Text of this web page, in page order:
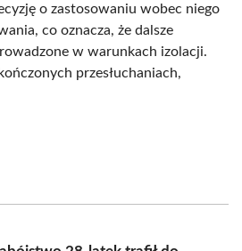
o zastosowaniu wobec niego
co oznacza, że dalsze
w warunkach izolacji.
przesłuchaniach,